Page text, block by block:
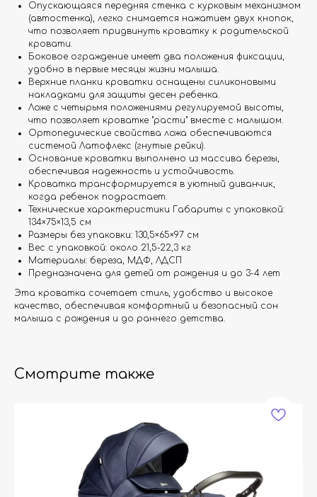
Опускающаяся передняя стенка с курковым механизмом
(автостенка), легко снимается нажатием двух кнопок,
что позволяет придвинуть кроватку к родительской
кровати.
Боковое ограждение имеет два положения фиксации,
удобно в первые месяцы жизни малыша.
Верхние планки кроватки оснащены силиконовыми
накладками для защиты десен ребенка.
Ложе с четырьмя положениями регулируемой высоты,
что позволяет кроватке "расти" вместе с малышом.
Ортопедические свойства ложа обеспечиваются
системой Латофлекс (гнутые рейки).
Основание кроватки выполнено из массива березы,
обеспечивая надежность и устойчивость.
Кроватка трансформируется в уютный диванчик,
когда ребенок подрастает.
Технические характеристики Габариты с упаковкой:
134×75×13,5 см
Размеры без упаковки: 130,5×65×97 см
Вес с упаковкой: около 21,5-22,3 кг
Материалы: береза, МДФ, ЛДСП
Предназначена для детей от рождения и до 3-4 лет
Эта кроватка сочетает стиль, удобство и высокое
качество, обеспечивая комфортный и безопасный сон
малыша с рождения и до раннего детства.
Смотрите также